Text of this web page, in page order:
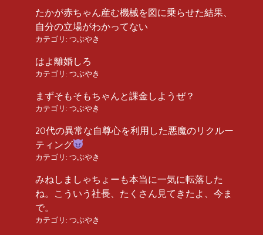
たかが赤ちゃん産む機械を図に乗らせた結果、
自分の立場がわかってない
カテゴリ: つぶやき
はよ離婚しろ
カテゴリ: つぶやき
まずそもそもちゃんと課金しようぜ？
カテゴリ: つぶやき
20代の異常な自尊心を利用した悪魔のリクルー
ティング
カテゴリ: つぶやき
みねしましゃちょーも本当に一気に転落した
ね。こういう社長、たくさん見てきたよ、今ま
で。
カテゴリ: つぶやき